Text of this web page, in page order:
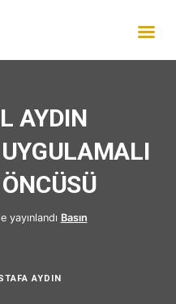
AYDIN
yayınlandı Basın
AYDIN